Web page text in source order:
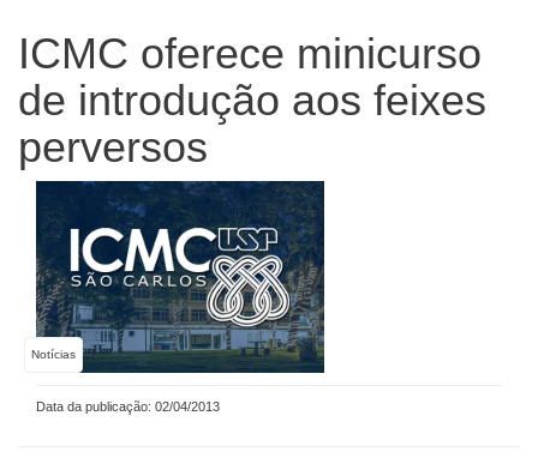
ICMC oferece minicurso
de introdução aos feixes
perversos
Notícias
Data da publicação: 02/04/2013